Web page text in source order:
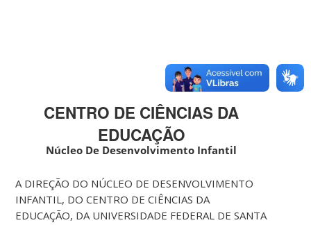
CENTRO DE CIÊNCIAS DA
EDUCAÇÃO
Núcleo De Desenvolvimento Infantil
A DIREÇÃO DO NÚCLEO DE DESENVOLVIMENTO
INFANTIL, DO CENTRO DE CIÊNCIAS DA
EDUCAÇÃO, DA UNIVERSIDADE FEDERAL DE SANTA